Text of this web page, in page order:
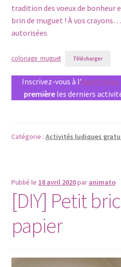
tradition des voeux de bonheur
brin de muguet ! À vos
autorisées
coloriage_muguet Télécharger
Inscrivez-vous à l’Anim’Infos
première les derniers
Catégorie : Activités ludiques
Publié le 18 avril 2020par animato
[DIY] Petit
papier